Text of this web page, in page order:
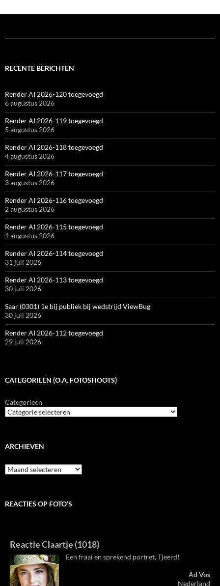
RECENTE BERICHTEN
Render AI 2026-120 toegevoegd
6 augustus 2026
Render AI 2026-119 toegevoegd
5 augustus 2026
Render AI 2026-118 toegevoegd
4 augustus 2026
Render AI 2026-117 toegevoegd
3 augustus 2026
Render AI 2026-116 toegevoegd
2 augustus 2026
Render AI 2026-115 toegevoegd
1 augustus 2026
Render AI 2026-114 toegevoegd
31 juli 2026
Render AI 2026-113 toegevoegd
30 juli 2026
Saar (0301) 1e bij publiek bij wedstrijd ViewBug
30 juli 2026
Render AI 2026-112 toegevoegd
29 juli 2026
CATEGORIEËN (O.A. FOTOSHOOTS)
Categorieën
ARCHIEVEN
Archieven
REACTIES OP FOTO’S
Reactie Claartje (1018)
Een fraai en sprekend portret, Tjeerd!
Ad Vos
Nederland